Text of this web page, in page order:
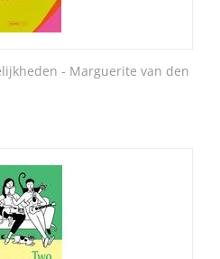
- Marguerite van den